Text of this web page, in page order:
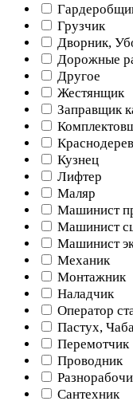
Грузчик
Дворник,
Дорожные
Другое
Жестянщик
Заправщик
Кузнец
Лифтер
Маляр
Машинист
Машинист
Машинист
Механик
Монтажник
Наладчик
Оператор
Пастух,
Перемотчик
Проводник
Сантехник